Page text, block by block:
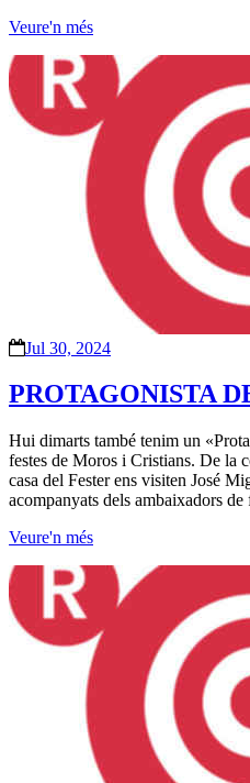
Veure'n més
Jul 30, 2024
PROTAGONISTA
Hui dimarts també tenim un
festes de Moros i Cristians. De la
casa del Fester ens visiten José
acompanyats dels ambaixadors
Veure'n més